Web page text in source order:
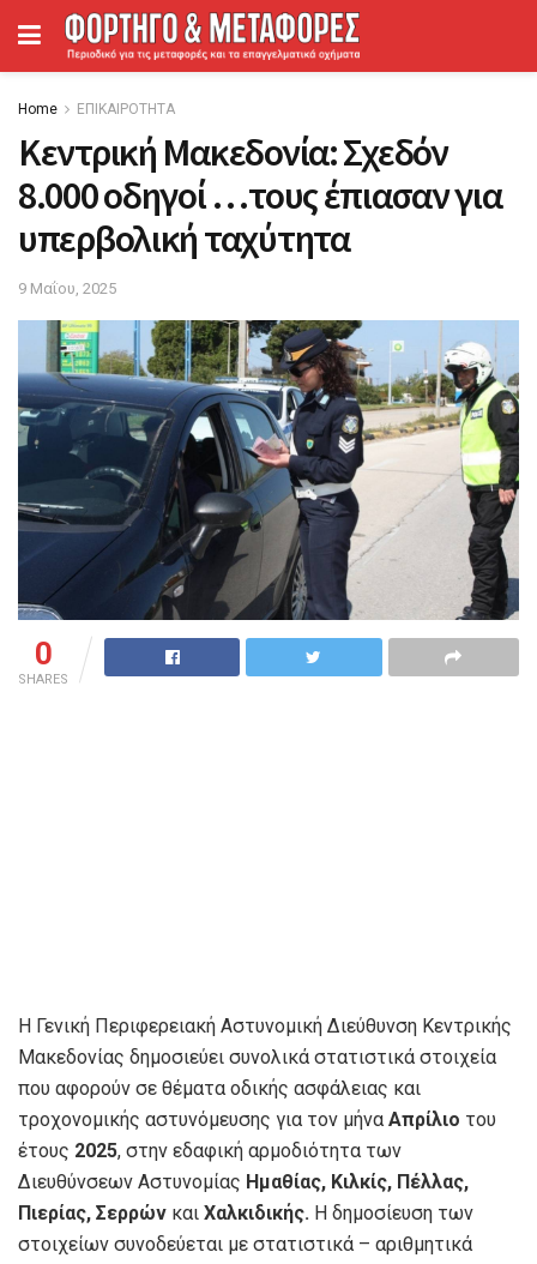
Home ΕΠΙΚΑΙΡΟΤΗΤΑ
Kεντρική Μακεδονία: Σχεδόν
8.000 οδηγοί …τους έπιασαν για
υπερβολική ταχύτητα
9 Μαΐου, 2025
0
SHARES
Η Γενική Περιφερειακή Αστυνομική Διεύθυνση Κεντρικής
Μακεδονίας δημοσιεύει συνολικά στατιστικά στοιχεία
που αφορούν σε θέματα οδικής ασφάλειας και
τροχονομικής αστυνόμευσης για τον μήνα Απρίλιο του
έτους 2025, στην εδαφική αρμοδιότητα των
Διευθύνσεων Αστυνομίας Ημαθίας, Κιλκίς, Πέλλας,
Πιερίας, Σερρών και Χαλκιδικής. Η δημοσίευση των
στοιχείων συνοδεύεται με στατιστικά – αριθμητικά